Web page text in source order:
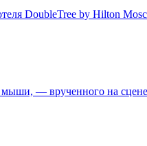
DoubleTree by Hilton
— врученного на